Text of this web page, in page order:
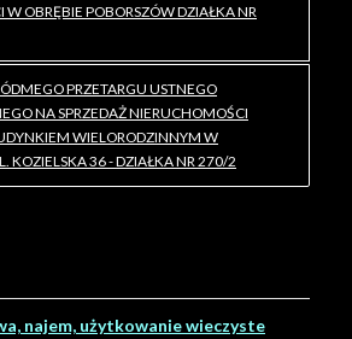
OBRĘBIE POBORSZÓW DZIAŁKA NR
PRZETARGU USTNEGO
NA SPRZEDAŻ NIERUCHOMOŚCI
WIELORODZINNYM W
KOZIELSKA 36 - DZIAŁKA NR 270/2
najem, użytkowanie wieczyste